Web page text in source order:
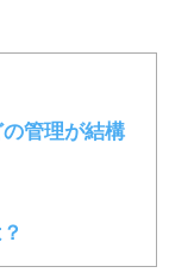
管理が結構